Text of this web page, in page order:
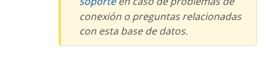
conexión o preguntas relacionadas
con esta base de datos.